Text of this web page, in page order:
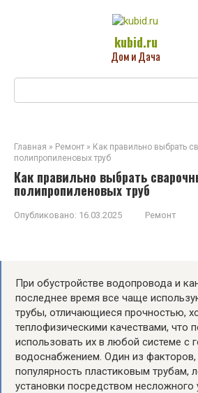
kubid.ru
Дом и Дача
Главная » Ремонт » Как правильно выбрать
полипропиленовых труб
Как правильно выбрать
полипропиленовых труб
Опубликовано: 16.03.2025 Ремонт
При обустройстве водопровода и
последнее время все чаще
трубы, отличающиеся прочностью,
теплофизическими качествами, что
использовать их в любой системе с
водоснабжением. Один из
популярность пластиковым трубам,
установки посредством несложного